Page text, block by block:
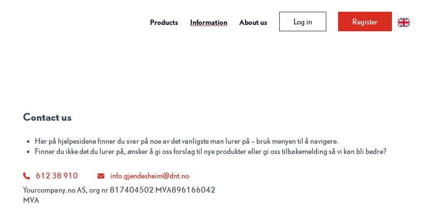
Products Information About us Log in Register
Contact us
Her på hjelpesidene finner du svar på noe av det vanligste man lurer på – bruk menyen til å navigere.
Finner du ikke det du lurer på, ønsker å gi oss forslag til nye produkter eller gi oss tilbakemelding så vi kan bli bedre?
612 38 910
info.gjendesheim@dnt.no
Yourcompany.no AS, org nr 817404502 MVA896166042
MVA